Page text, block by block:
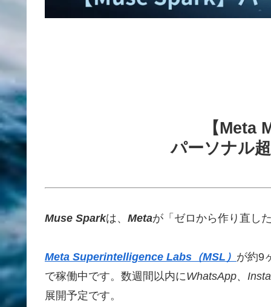
【Meta
パーソナル
Muse Sparkは、 Metaが「ゼロから作り直し
Meta Superintelligence Labs（MSL） が約9
で稼働中です。数週間以内にWhatsApp、
展開予定です。